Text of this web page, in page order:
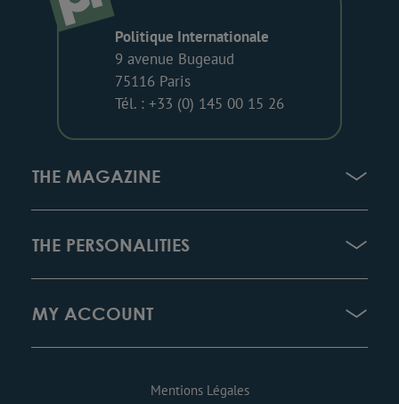
Politique Internationale
9 avenue Bugeaud
75116 Paris
Tél. : +33 (0) 145 00 15 26
THE MAGAZINE
THE PERSONALITIES
MY ACCOUNT
Mentions Légales